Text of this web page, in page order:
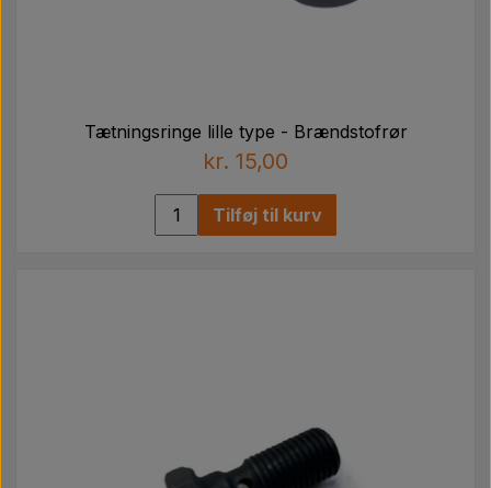
Tætningsringe lille type - Brændstofrør
kr. 15,00
Tilføj til kurv